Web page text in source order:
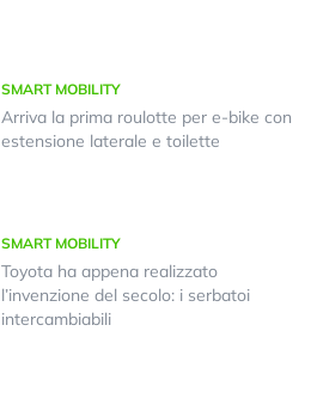
SMART MOBILITY
Arriva la prima roulotte per e-bike con
estensione laterale e toilette
SMART MOBILITY
Toyota ha appena realizzato
l’invenzione del secolo: i serbatoi
intercambiabili